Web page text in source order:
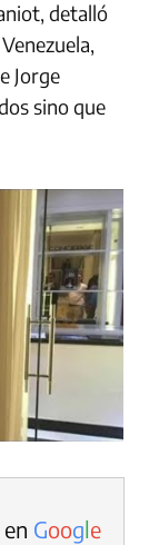
detalló
Jorge
sino que
Google